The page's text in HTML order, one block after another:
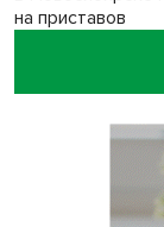
на приставов
В Новосибирске
В Новосибирске
пациентов с